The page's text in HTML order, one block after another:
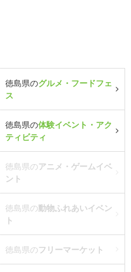
徳島県のグルメ・フードフェ
ス
徳島県の体験イベント・アク
ティビティ
徳島県のアニメ・ゲームイベ
ント
徳島県の動物ふれあいイベン
ト
徳島県のフリーマーケット